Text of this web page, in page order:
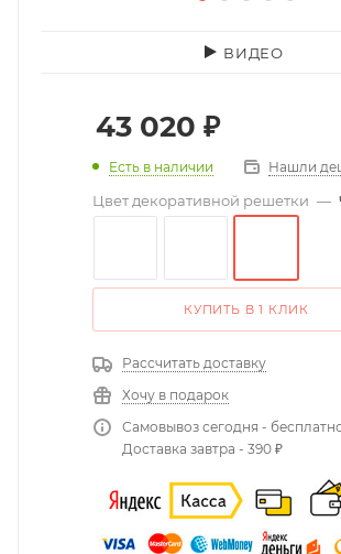
ВИДЕО
43 020 ₽
Есть в наличии Нашли
Цвет декоративной решетки —
КУПИТЬ В 1 КЛИК
Рассчитать доставку
Хочу в подарок
Самовывоз сегодня -
Доставка завтра - 390 ₽